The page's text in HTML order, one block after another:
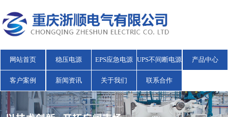
网站首页 稳压电源 EPS应急电源 UPS不间断电源 产品中心
客户案例 新闻资讯 关于我们 联系合作